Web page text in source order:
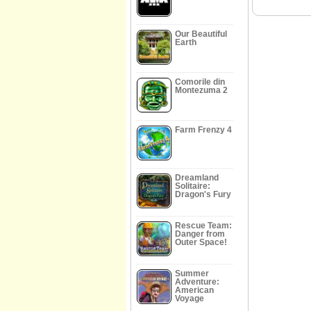
Our Beautiful
Earth
Comorile din
Montezuma 2
Farm Frenzy 4
Dreamland
Solitaire:
Dragon's Fury
Rescue Team:
Danger from
Outer Space!
Summer
Adventure:
American
Voyage